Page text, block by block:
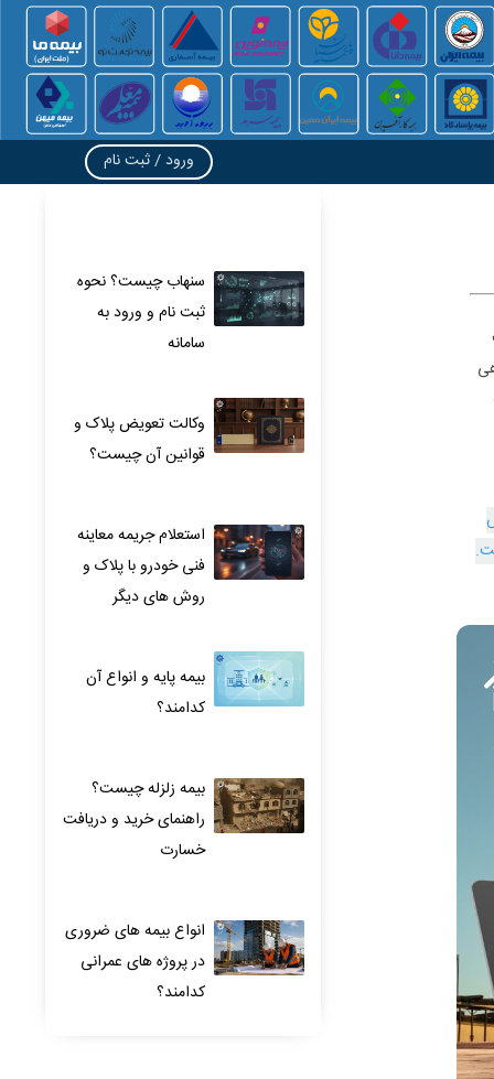
ورود / ثبت نام
سنهاب چیست؟ نحوه
ثبت نام و ورود به
سامانه
وکالت تعویض پلاک و
قوانین آن چیست؟
استعلام جریمه معاینه
فنی خودرو با پلاک و
روش های دیگر
بیمه پایه و انواع آن
کدامند؟
بیمه زلزله چیست؟
راهنمای خرید و دریافت
خسارت
انواع بیمه های ضروری
در پروژه های عمرانی
کدامند؟